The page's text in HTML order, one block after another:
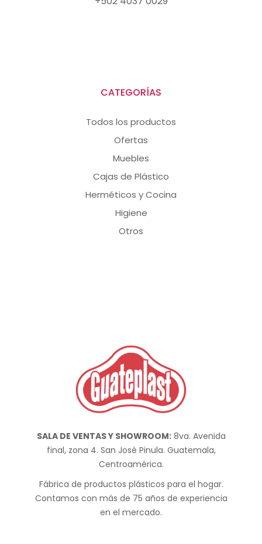
CATEGORÍAS
Todos los productos
Ofertas
Muebles
Cajas de Plástico
Herméticos y Cocina
Higiene
Otros
SALA DE VENTAS Y SHOWROOM:8va. Avenida
final, zona 4. San José Pinula. Guatemala,
Centroamérica.
Fábrica de productos plásticos para el hogar.
Contamos con más de 75 años de experiencia
en el mercado.